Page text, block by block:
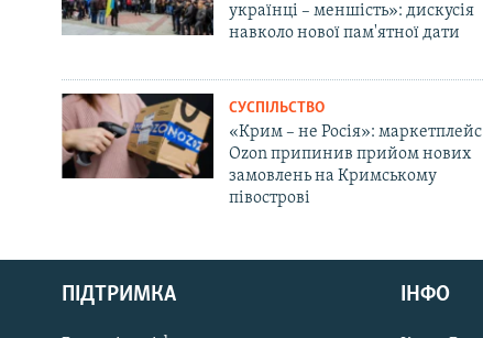
Русский
Qırımtatar
українці – меншість»: дискусія
навколо нової пам'ятної дати
СУСПІЛЬСТВО
«Крим – не Росія»: маркетплейс
Ozon припинив прийом нових
замовлень на Кримському
півострові
ПІДТРИМКА ІНФО